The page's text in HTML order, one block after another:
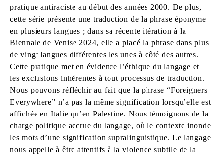
pratique antiraciste au début des années 2000. De plus,
cette série présente une traduction de la phrase éponyme
en plusieurs langues ; dans sa récente itération à la
Biennale de Venise 2024, elle a placé la phrase dans plus
de vingt langues différentes les unes à côté des autres.
Cette pratique met en évidence l’éthique du langage et
les exclusions inhérentes à tout processus de traduction.
Nous pouvons réfléchir au fait que la phrase “Foreigners
Everywhere” n’a pas la même signification lorsqu’elle est
affichée en Italie qu’en Palestine. Nous témoignons de la
charge politique accrue du langage, où le contexte inonde
les mots d’une signification supralinguistique. Le langage
nous appelle à être attentifs à la violence subtile de la